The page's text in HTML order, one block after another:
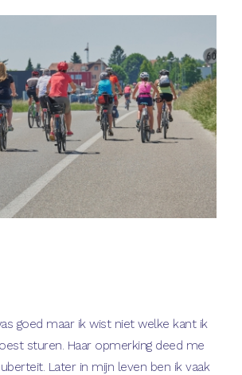
goed maar ik wist niet welke kant ik
sturen. Haar opmerking deed me
Later in mijn leven ben ik vaak